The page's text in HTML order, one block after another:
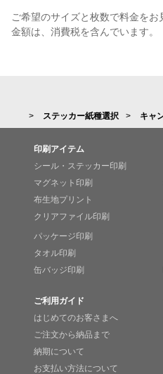
ご希望のサイズと枚数で料金をお
金額は、消費税を含んでいます。
ステッカー紙種選択 キャ
印刷アイテム
シール・ステッカー印刷
マグネット印刷
布生地プリント
クリアファイル印刷
パッケージ印刷
タオル印刷
缶バッジ印刷
ご利用ガイド
はじめてのお客さまへ
ご注文から納品まで
納期について
お支払い方法について